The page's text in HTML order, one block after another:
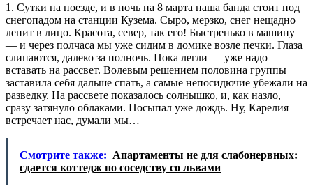
1. Сутки на поезде, и в ночь на 8 марта наша банда стоит под
снегопадом на станции Кузема. Сыро, мерзко, снег нещадно
лепит в лицо. Красота, север, так его! Быстренько в машину
— и через полчаса мы уже сидим в домике возле печки. Глаза
слипаются, далеко за полночь. Пока легли — уже надо
вставать на рассвет. Волевым решением половина группы
заставила себя дальше спать, а самые непосидючие убежали на
разведку. На рассвете показалось солнышко, и, как назло,
сразу затянуло облаками. Посыпал уже дождь. Ну, Карелия
встречает нас, думали мы…
Смотрите также: Апартаменты не для слабонервных:
сдается коттедж по соседству со львами